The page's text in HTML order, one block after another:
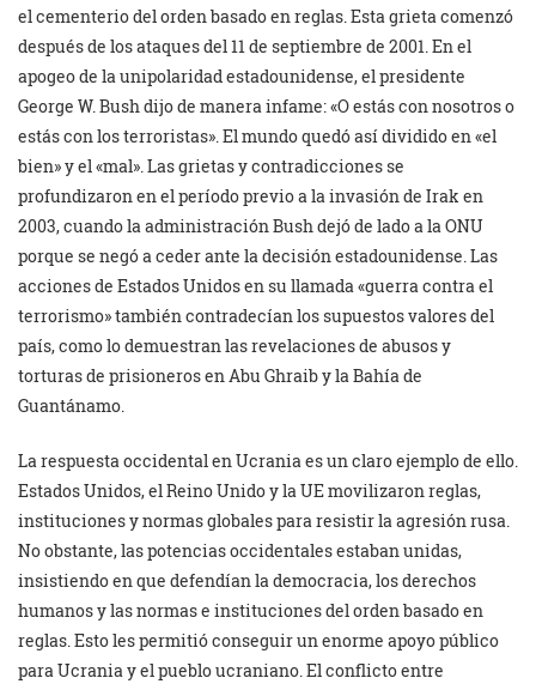
el cementerio del orden basado en reglas. Esta grieta comenzó
después de los ataques del 11 de septiembre de 2001. En el
apogeo de la unipolaridad estadounidense, el presidente
George W. Bush dijo de manera infame: «O estás con nosotros o
estás con los terroristas». El mundo quedó así dividido en «el
bien» y el «mal». Las grietas y contradicciones se
profundizaron en el período previo a la invasión de Irak en
2003, cuando la administración Bush dejó de lado a la ONU
porque se negó a ceder ante la decisión estadounidense. Las
acciones de Estados Unidos en su llamada «guerra contra el
terrorismo» también contradecían los supuestos valores del
país, como lo demuestran las revelaciones de abusos y
torturas de prisioneros en Abu Ghraib y la Bahía de
Guantánamo.
La respuesta occidental en Ucrania es un claro ejemplo de ello.
Estados Unidos, el Reino Unido y la UE movilizaron reglas,
instituciones y normas globales para resistir la agresión rusa.
No obstante, las potencias occidentales estaban unidas,
insistiendo en que defendían la democracia, los derechos
humanos y las normas e instituciones del orden basado en
reglas. Esto les permitió conseguir un enorme apoyo público
para Ucrania y el pueblo ucraniano. El conflicto entre